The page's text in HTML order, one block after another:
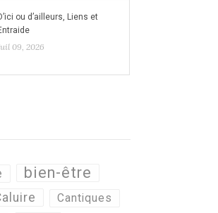
ou d’ailleurs, Liens et
09, 2026
bien-être
Cantiques